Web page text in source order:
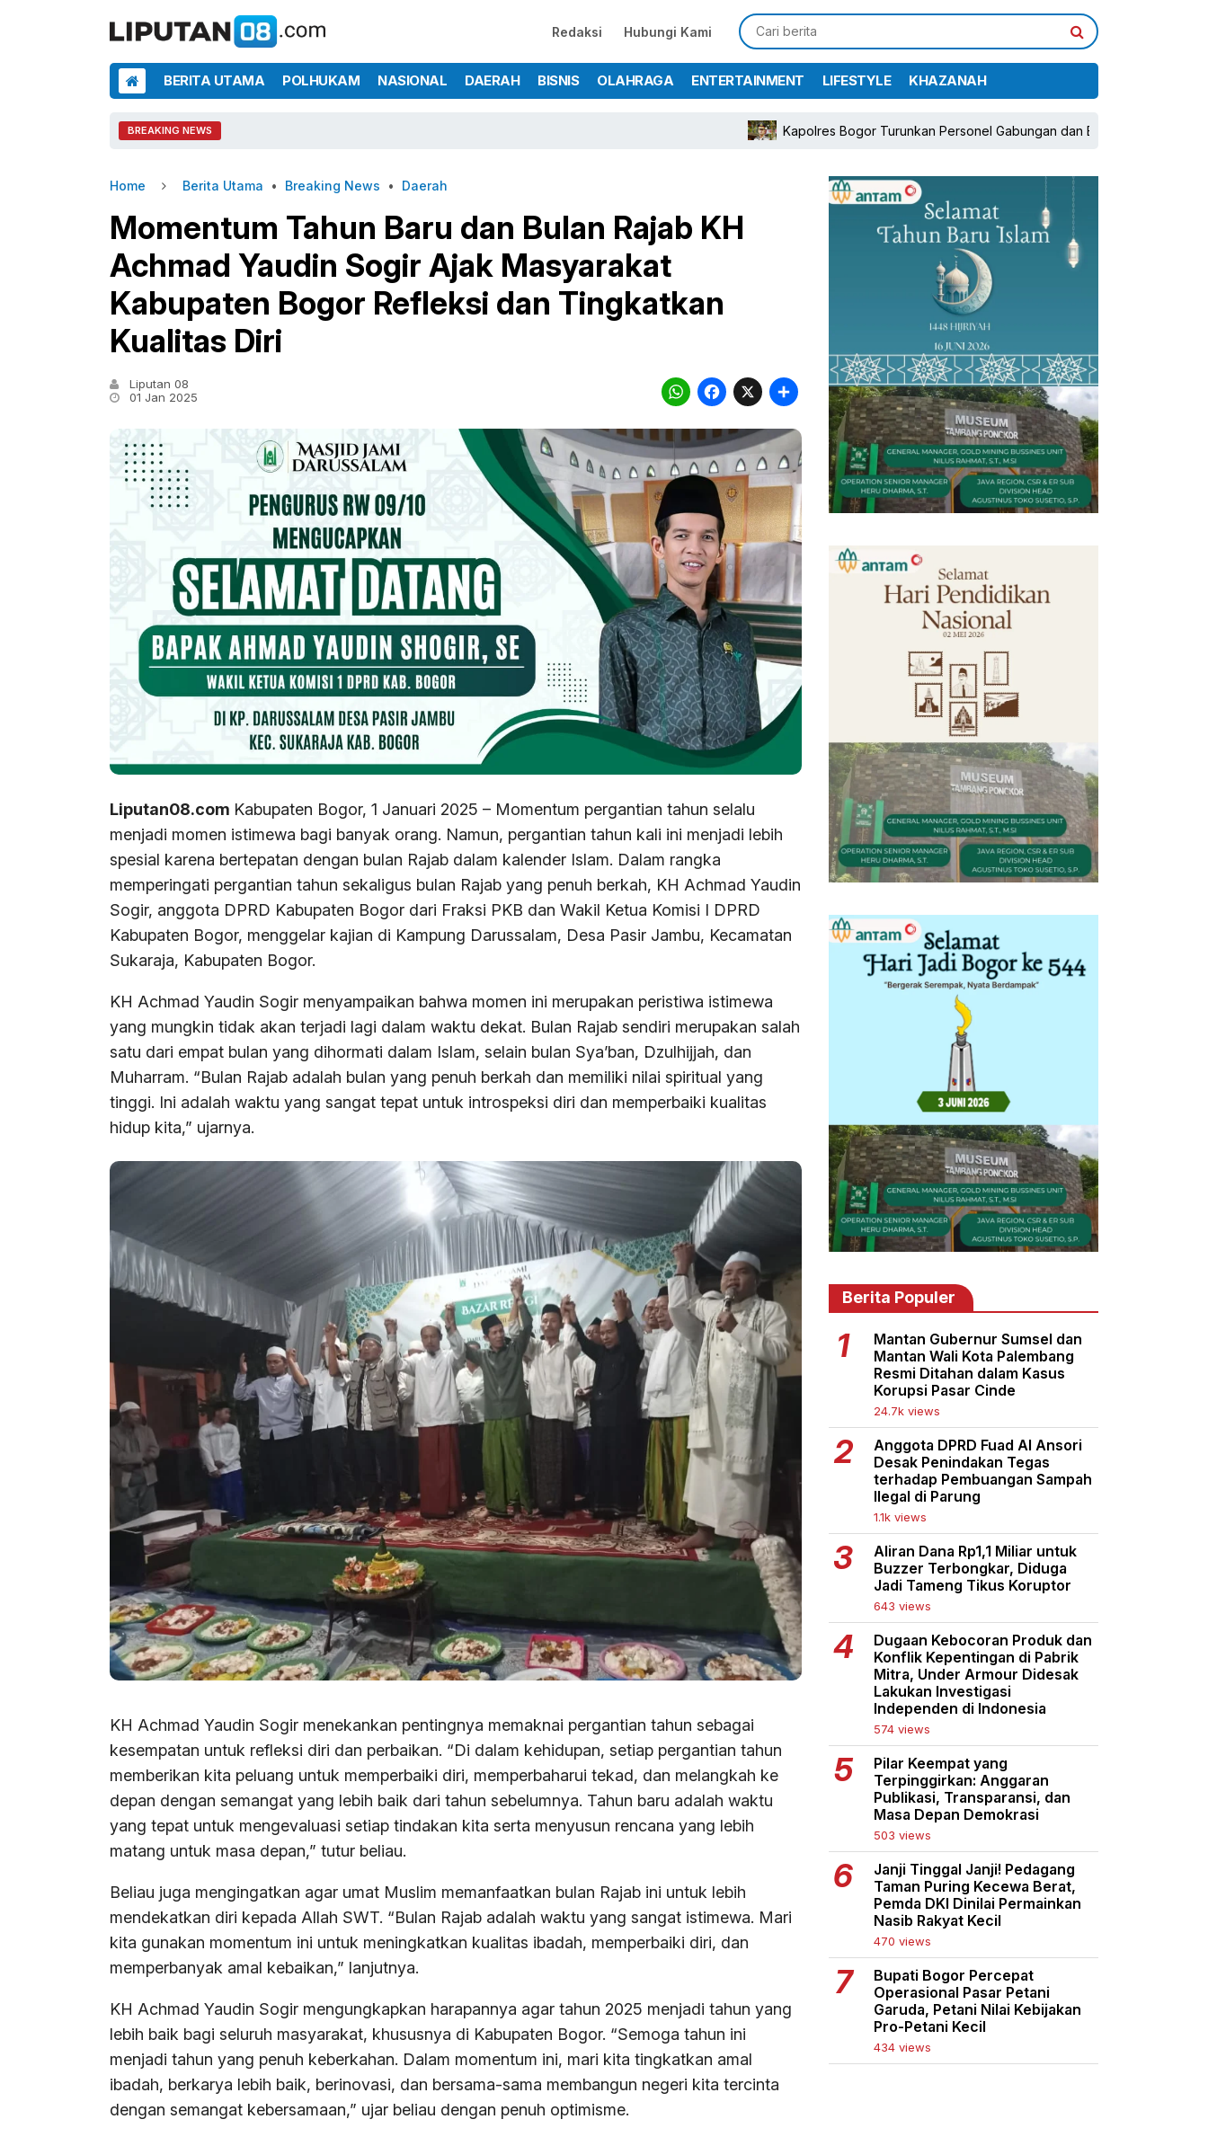
Redaksi Hubungi Kami
BERITA UTAMA POLHUKAM NASIONAL DAERAH BISNIS OLAHRAGA ENTERTAINMENT LIFESTYLE KHAZANAH
BREAKING NEWS Kapolres Bogor Turunkan Personel Gabungan dan Brimob, Prioritaskan Pengamanan
Home Berita Utama • Breaking News • Daerah
Momentum Tahun Baru dan Bulan Rajab KH
Achmad Yaudin Sogir Ajak Masyarakat
Kabupaten Bogor Refleksi dan Tingkatkan
Kualitas Diri
Liputan 08
01 Jan 2025
WhatsApp
Facebook
X Share
Liputan08.com Kabupaten Bogor, 1 Januari 2025 – Momentum pergantian tahun selalu
menjadi momen istimewa bagi banyak orang. Namun, pergantian tahun kali ini menjadi lebih
spesial karena bertepatan dengan bulan Rajab dalam kalender Islam. Dalam rangka
memperingati pergantian tahun sekaligus bulan Rajab yang penuh berkah, KH Achmad Yaudin
Sogir, anggota DPRD Kabupaten Bogor dari Fraksi PKB dan Wakil Ketua Komisi I DPRD
Kabupaten Bogor, menggelar kajian di Kampung Darussalam, Desa Pasir Jambu, Kecamatan
Sukaraja, Kabupaten Bogor.
KH Achmad Yaudin Sogir menyampaikan bahwa momen ini merupakan peristiwa istimewa
yang mungkin tidak akan terjadi lagi dalam waktu dekat. Bulan Rajab sendiri merupakan salah
satu dari empat bulan yang dihormati dalam Islam, selain bulan Sya’ban, Dzulhijjah, dan
Muharram. “Bulan Rajab adalah bulan yang penuh berkah dan memiliki nilai spiritual yang
tinggi. Ini adalah waktu yang sangat tepat untuk introspeksi diri dan memperbaiki kualitas
hidup kita,” ujarnya.
KH Achmad Yaudin Sogir menekankan pentingnya memaknai pergantian tahun sebagai
kesempatan untuk refleksi diri dan perbaikan. “Di dalam kehidupan, setiap pergantian tahun
memberikan kita peluang untuk memperbaiki diri, memperbaharui tekad, dan melangkah ke
depan dengan semangat yang lebih baik dari tahun sebelumnya. Tahun baru adalah waktu
yang tepat untuk mengevaluasi setiap tindakan kita serta menyusun rencana yang lebih
matang untuk masa depan,” tutur beliau.
Beliau juga mengingatkan agar umat Muslim memanfaatkan bulan Rajab ini untuk lebih
mendekatkan diri kepada Allah SWT. “Bulan Rajab adalah waktu yang sangat istimewa. Mari
kita gunakan momentum ini untuk meningkatkan kualitas ibadah, memperbaiki diri, dan
memperbanyak amal kebaikan,” lanjutnya.
KH Achmad Yaudin Sogir mengungkapkan harapannya agar tahun 2025 menjadi tahun yang
lebih baik bagi seluruh masyarakat, khususnya di Kabupaten Bogor. “Semoga tahun ini
menjadi tahun yang penuh keberkahan. Dalam momentum ini, mari kita tingkatkan amal
ibadah, berkarya lebih baik, berinovasi, dan bersama-sama membangun negeri kita tercinta
dengan semangat kebersamaan,” ujar beliau dengan penuh optimisme.
Berita Populer
Mantan Gubernur Sumsel dan
Mantan Wali Kota Palembang
Resmi Ditahan dalam Kasus
Korupsi Pasar Cinde
24.7k views
Anggota DPRD Fuad Al Ansori
Desak Penindakan Tegas
terhadap Pembuangan Sampah
Ilegal di Parung
1.1k views
Aliran Dana Rp1,1 Miliar untuk
Buzzer Terbongkar, Diduga
Jadi Tameng Tikus Koruptor
643 views
Dugaan Kebocoran Produk dan
Konflik Kepentingan di Pabrik
Mitra, Under Armour Didesak
Lakukan Investigasi
Independen di Indonesia
574 views
Pilar Keempat yang
Terpinggirkan: Anggaran
Publikasi, Transparansi, dan
Masa Depan Demokrasi
503 views
Janji Tinggal Janji! Pedagang
Taman Puring Kecewa Berat,
Pemda DKI Dinilai Permainkan
Nasib Rakyat Kecil
470 views
Bupati Bogor Percepat
Operasional Pasar Petani
Garuda, Petani Nilai Kebijakan
Pro-Petani Kecil
434 views